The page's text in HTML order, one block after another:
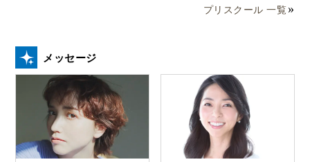
プリスクール 一覧
メッセージ